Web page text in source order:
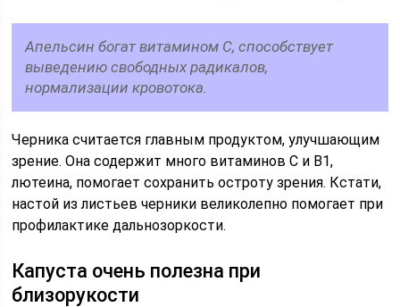
Апельсин богат витамином С, способствует
выведению свободных радикалов,
нормализации кровотока.
Черника считается главным продуктом, улучшающим
зрение. Она содержит много витаминов С и В1,
лютеина, помогает сохранить остроту зрения. Кстати,
настой из листьев черники великолепно помогает при
профилактике дальнозоркости.
Капуста очень полезна при
близорукости